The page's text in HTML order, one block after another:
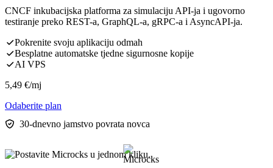
CNCF inkubacijska platforma za simulaciju API-ja i ugovorno
testiranje preko REST-a, GraphQL-a, gRPC-a i AsyncAPI-ja.
Pokrenite svoju aplikaciju odmah
Besplatne automatske tjedne sigurnosne kopije
AI VPS
5,49 €/mj
Odaberite plan
30-dnevno jamstvo povrata novca